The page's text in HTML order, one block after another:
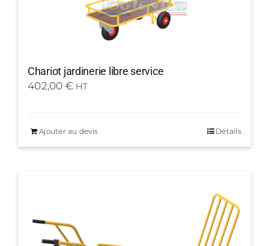
Chariot jardinerie libre service
402,00 € HT
Ajouter au devis Détails